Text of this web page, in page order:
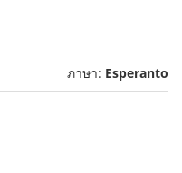
ภาษา: Esperanto